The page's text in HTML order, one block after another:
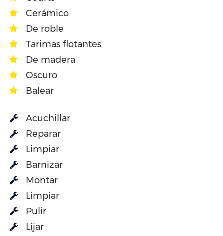
Cerámico
De roble
Tarimas flotantes
De madera
Oscuro
Balear
Acuchillar
Reparar
Limpiar
Barnizar
Montar
Limpiar
Pulir
Lijar